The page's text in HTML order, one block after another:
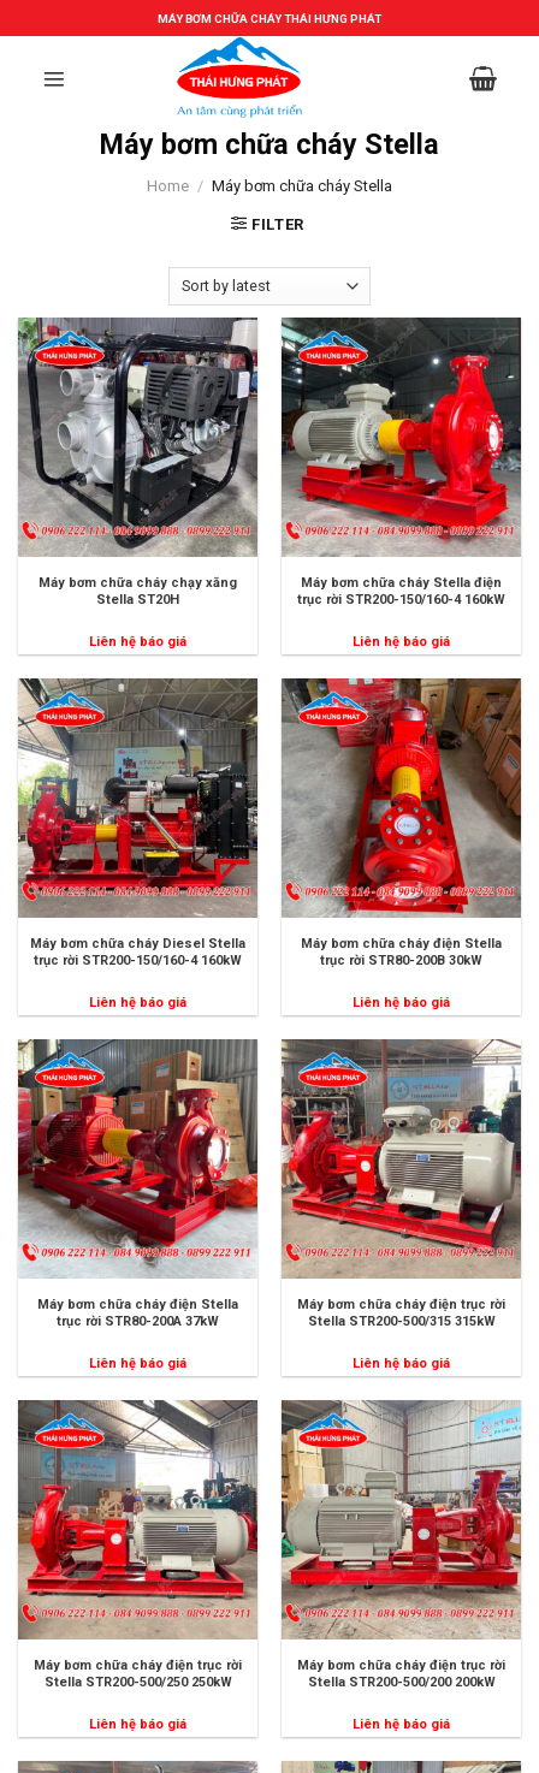
to
MÁY BƠM CHỮA CHÁY THÁI HƯNG PHÁT
Máy bơm chữa cháy Stella
Home / Máy bơm chữa cháy Stella
FILTER
Máy bơm chữa cháy chạy xăng
Stella ST20H
Liên hệ báo giá
Máy bơm chữa cháy Stella điện
trục rời STR200-150/160-4 160kW
Liên hệ báo giá
Máy bơm chữa cháy Diesel Stella
trục rời STR200-150/160-4 160kW
Liên hệ báo giá
Máy bơm chữa cháy điện Stella
trục rời STR80-200B 30kW
Liên hệ báo giá
Máy bơm chữa cháy điện Stella
trục rời STR80-200A 37kW
Liên hệ báo giá
Máy bơm chữa cháy điện trục rời
Stella STR200-500/315 315kW
Liên hệ báo giá
Máy bơm chữa cháy điện trục rời
Stella STR200-500/250 250kW
Liên hệ báo giá
Máy bơm chữa cháy điện trục rời
Stella STR200-500/200 200kW
Liên hệ báo giá